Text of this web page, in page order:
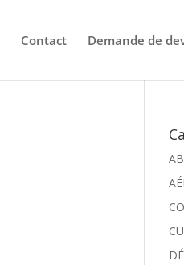
Contact Demande de